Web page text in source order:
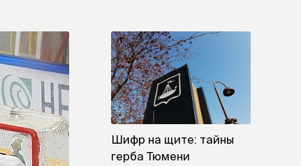
Шифр на щите: тайны
герба Тюмени